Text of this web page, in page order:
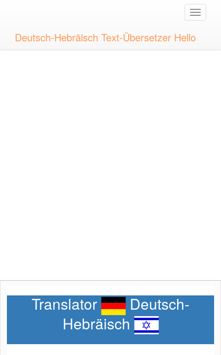
Toggle
Deutsch-Hebräisch Text-Übersetzer Hello
Translator
Deutsch-
Hebräisch